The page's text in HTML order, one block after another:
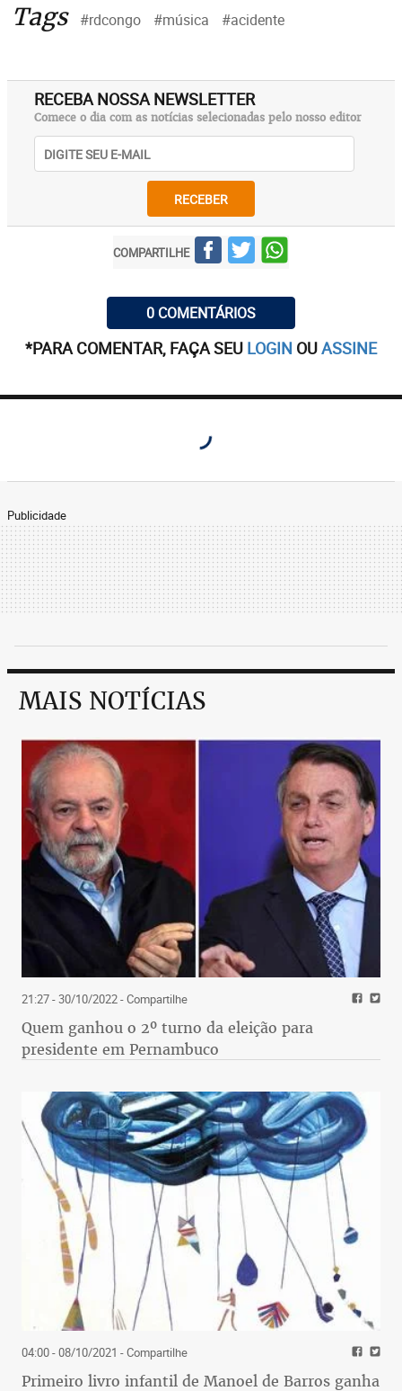
Tags #rdcongo #música #acidente
RECEBA NOSSA NEWSLETTER
Comece o dia com as notícias selecionadas pelo nosso editor
RECEBER
COMPARTILHE
0 COMENTÁRIOS
*PARA COMENTAR, FAÇA SEU LOGIN OUASSINE
Publicidade
MAIS NOTÍCIAS
21:27 - 30/10/2022- Compartilhe
Quem ganhou o 2º turno da eleição para
presidente em Pernambuco
04:00 - 08/10/2021 - Compartilhe
Primeiro livro infantil de Manoel de Barros ganha